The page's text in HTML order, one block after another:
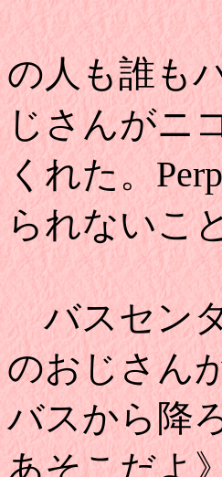
の人も誰も
じさんがニ
くれた。
られないこ
バスセンタ
のおじさん
バスから降
あそこだよ